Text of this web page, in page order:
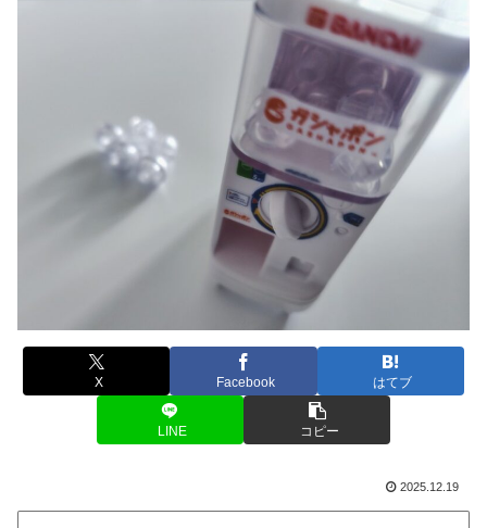
X Facebook はてブ
LINE コピー
2025.12.19